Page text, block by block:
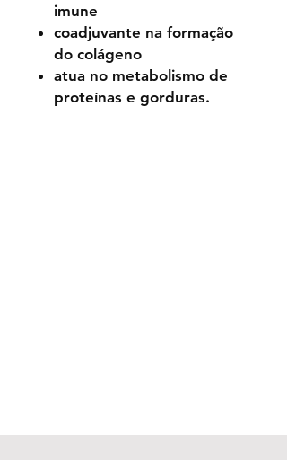
imune
coadjuvante na formação
do colágeno
atua no metabolismo de
proteínas e gorduras.